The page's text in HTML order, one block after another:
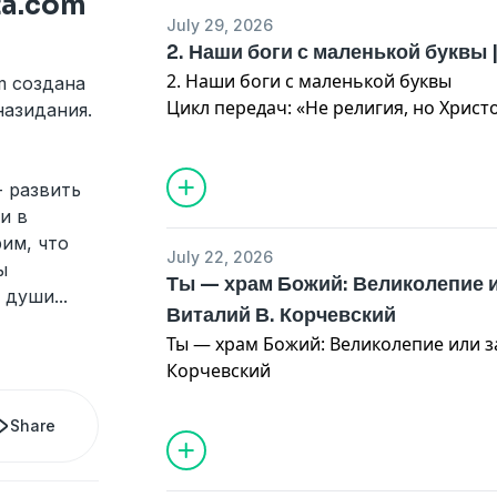
создана
развить
в
что
души...
Share
July 29, 2026
2. Наши боги с маленькой буквы
2. Наши боги с маленькой буквы
Цикл передач: «Не религия, но
Главный библейский стих, который
Апостолов, стих 16 и далее, где
Павел проповедовал в Афинах.
В частности, в стихе 23 Павел
которому поклонялись афиняне, и
July 22, 2026
Ты — храм Божий: Великолепие
Виталий В. Корчевский
Ты — храм Божий: Великолепие или
Корчевский
"Разве не знаете, что вы храм
Если кто разорит храм Божий, того
Божий свят, а этот храм вы." (1